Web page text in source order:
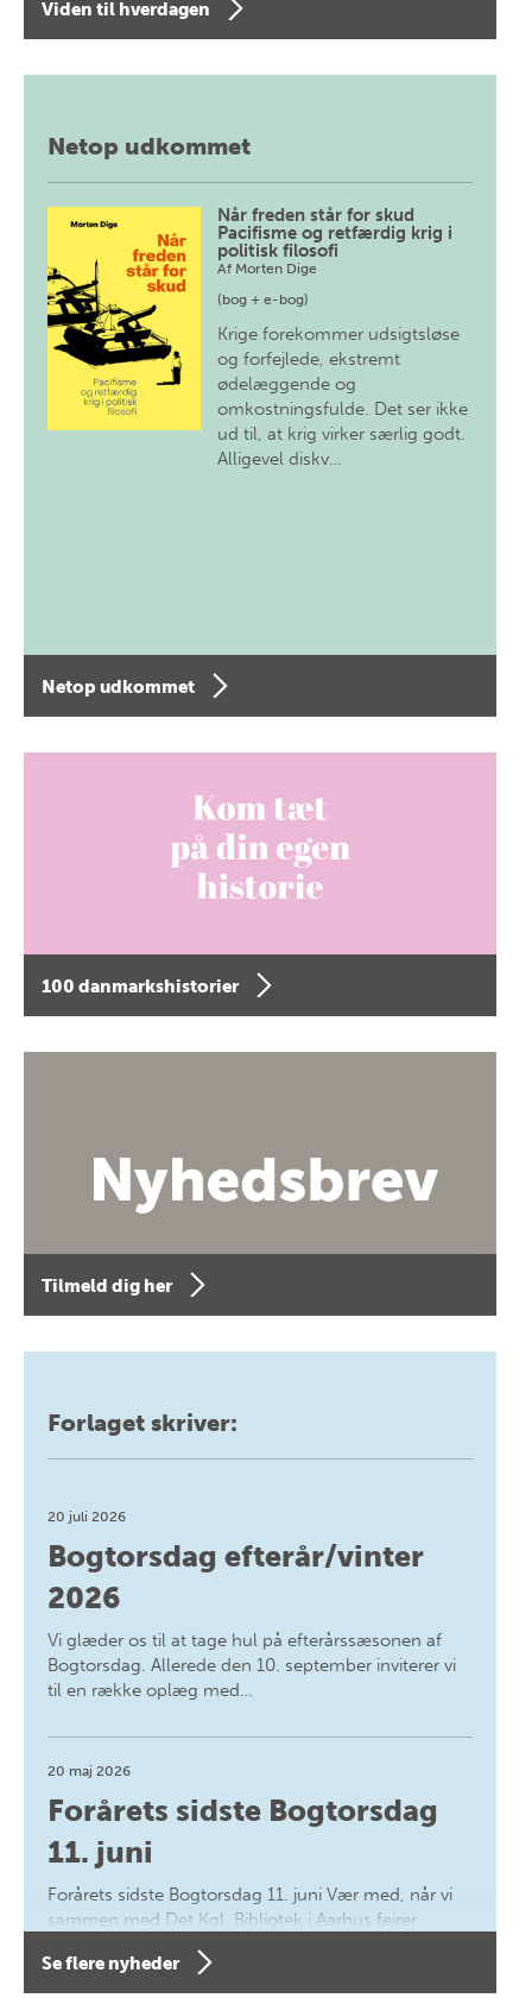
Viden til hverdagen
Netop udkommet
Når freden står for skud
Pacifisme og retfærdig krig i
politisk filosofi
Af Morten Dige
(bog + e-bog)
Krige forekommer udsigtsløse
og forfejlede, ekstremt
ødelæggende og
omkostningsfulde. Det ser ikke
ud til, at krig virker særlig godt.
Alligevel diskv…
Netop udkommet
100 danmarkshistorier
Tilmeld dig her
Forlaget skriver:
20 juli 2026
Bogtorsdag efterår/vinter
2026
Vi glæder os til at tage hul på efterårssæsonen af
Bogtorsdag. Allerede den 10. september inviterer vi
til en række oplæg med…
20 maj 2026
Forårets sidste Bogtorsdag
11. juni
Forårets sidste Bogtorsdag 11. juni Vær med, når vi
sammen med Det Kgl. Bibliotek i Aarhus fejrer
forfatterne bag vores nyes…
Se flere nyheder